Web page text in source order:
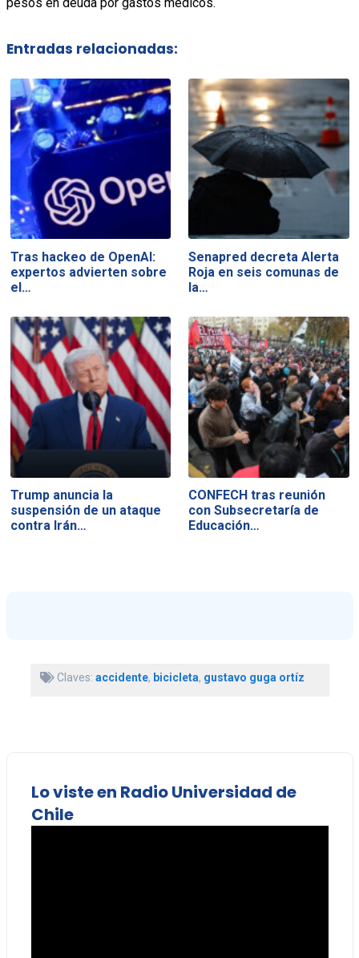
Entradas relacionadas:
Tras hackeo de OpenAI:
expertos advierten sobre
el…
Senapred decreta Alerta
Roja en seis comunas de
la…
Trump anuncia la
suspensión de un ataque
contra Irán…
CONFECH tras reunión
con Subsecretaría de
Educación…
Claves: accidente, bicicleta, gustavo guga ortíz
Lo viste en Radio Universidad de
Chile